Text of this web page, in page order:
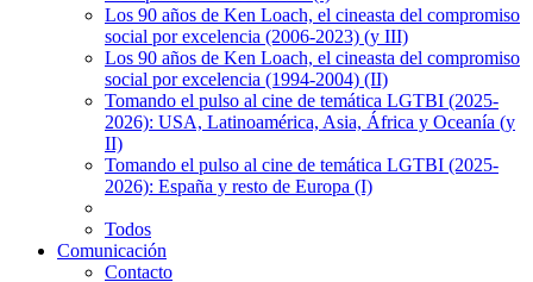
Los 90 años de Ken Loach, el cineasta del compromiso
social por excelencia (2006-2023) (y III)
Los 90 años de Ken Loach, el cineasta del compromiso
social por excelencia (1994-2004) (II)
Tomando el pulso al cine de temática LGTBI (2025-
2026): USA, Latinoamérica, Asia, África y Oceanía (y
II)
Tomando el pulso al cine de temática LGTBI (2025-
2026): España y resto de Europa (I)
Todos
Comunicación
Contacto